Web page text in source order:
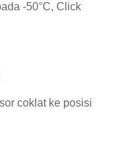
-50°C, Click
coklat ke posisi